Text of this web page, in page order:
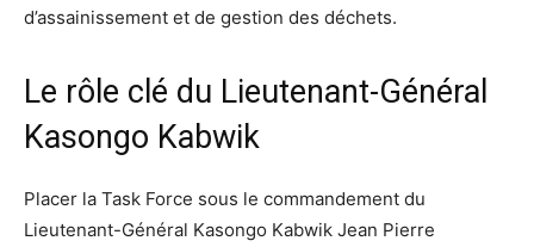
d’assainissement et de gestion des déchets.
Le rôle clé du Lieutenant-Général
Kasongo Kabwik
Placer la Task Force sous le commandement du
Lieutenant-Général Kasongo Kabwik Jean Pierre